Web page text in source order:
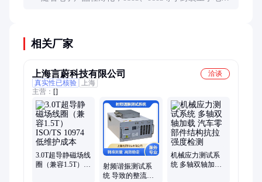
相关厂家
上海言蔚科技有限公司
洽谈
真实性已核验
上海
主营： []
3.0T超导静磁场线
圈（兼容1.5T）
射频谐振测试系
统 导致的整流电
机械应力测试系
统 多轴双轴加载